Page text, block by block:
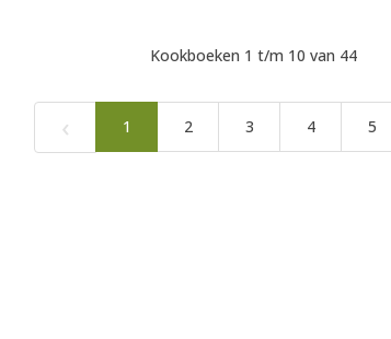
Kookboeken 1 t/m 10 van 44
‹ 1 2 3 4 5